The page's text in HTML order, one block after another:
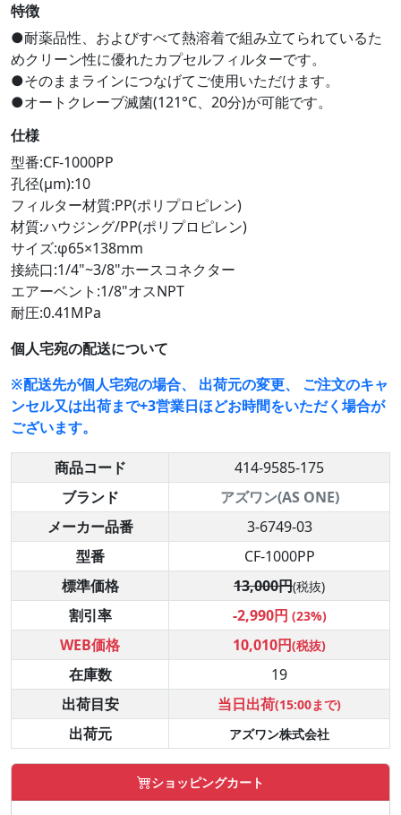
特徴
●耐薬品性、およびすべて熱溶着で組み立てられているた
めクリーン性に優れたカプセルフィルターです。
●そのままラインにつなげてご使用いただけます。
●オートクレーブ滅菌(121°C、20分)が可能です。
仕様
型番:CF-1000PP
孔径(μm):10
フィルター材質:PP(ポリプロピレン)
材質:ハウジング/PP(ポリプロピレン)
サイズ:φ65×138mm
接続口:1/4"~3/8"ホースコネクター
エアーベント:1/8"オスNPT
耐圧:0.41MPa
個人宅宛の配送について
※配送先が個人宅宛の場合、 出荷元の変更、 ご注文のキャ
ンセル又は出荷まで+3営業日ほどお時間をいただく場合が
ございます。
商品コード
414-9585-175
ブランド
アズワン(AS ONE)
メーカー品番
3-6749-03
型番
CF-1000PP
標準価格
13,000円(税抜)
割引率 -2,990円 (23%)
WEB価格 10,010円(税抜)
在庫数
19
出荷目安
当日出荷(15:00まで)
出荷元 アズワン株式会社
ショッピングカート